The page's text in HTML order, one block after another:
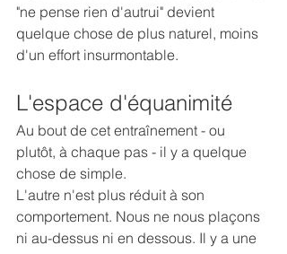
"ne pense rien d'autrui" devient
quelque chose de plus naturel, moins
d'un effort insurmontable.
L'espace d'équanimité
Au bout de cet entraînement - ou
plutôt, à chaque pas - il y a quelque
chose de simple.
L'autre n'est plus réduit à son
comportement. Nous ne nous plaçons
ni au-dessus ni en dessous. Il y a une